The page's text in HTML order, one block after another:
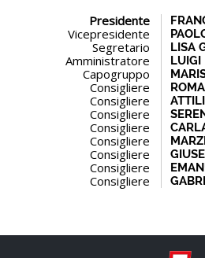
Presidente
Vicepresidente
Segretario LISA
Amministratore LUIGI
Capogruppo
Consigliere
Consigliere
Consigliere
Consigliere
Consigliere
Consigliere
Consigliere
Consigliere